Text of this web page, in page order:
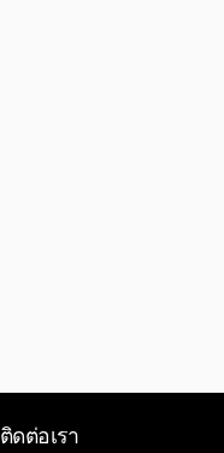
ติดต่อเรา